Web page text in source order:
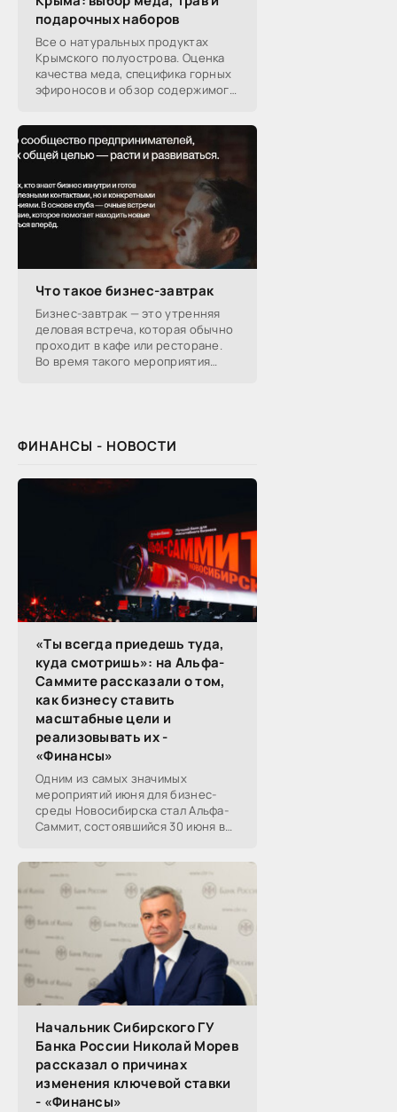
подарочных наборов
Все о натуральных продуктах
Крымского полуострова. Оценка
качества меда, специфика горных
эфироносов и обзор содержимого
производителей.
Что такое бизнес-завтрак
Бизнес-завтрак — это утренняя
деловая встреча, которая обычно
проходит в кафе или ресторане.
Во время такого мероприятия
ФИНАНСЫ - НОВОСТИ
«Ты всегда приедешь туда,
куда смотришь»: на Альфа-
Саммите рассказали о том,
как бизнесу ставить
масштабные цели и
реализовывать их -
«Финансы»
Одним из самых значимых
мероприятий июня для бизнес-
среды Новосибирска стал Альфа-
Саммит, состоявшийся 30 июня в
«Победа». Его участниками
выступили эксперты,
Начальник Сибирского ГУ
Банка России Николай Морев
рассказал о причинах
изменения ключевой ставки
- «Финансы»